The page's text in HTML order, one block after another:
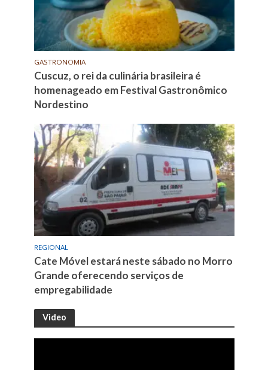
GASTRONOMIA
Cuscuz, o rei da culinária brasileira é
homenageado em Festival Gastronômico
Nordestino
REGIONAL
Cate Móvel estará neste sábado no Morro
Grande oferecendo serviços de
empregabilidade
Video